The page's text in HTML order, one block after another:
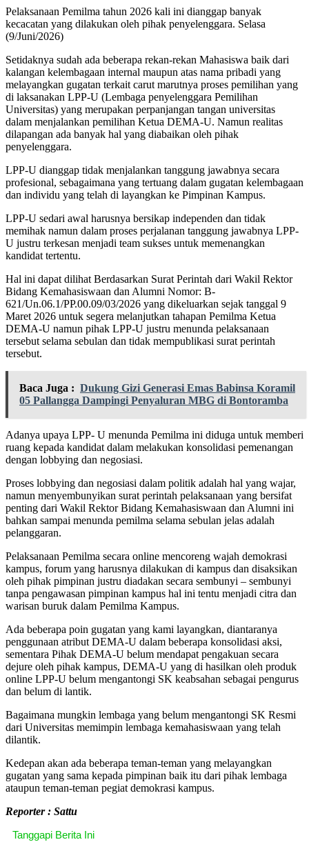
Pelaksanaan Pemilma tahun 2026 kali ini dianggap banyak
kecacatan yang dilakukan oleh pihak penyelenggara. Selasa
(9/Juni/2026)
Setidaknya sudah ada beberapa rekan-rekan Mahasiswa baik dari
kalangan kelembagaan internal maupun atas nama pribadi yang
melayangkan gugatan terkait carut marutnya proses pemilihan yang
di laksanakan LPP-U (Lembaga penyelenggara Pemilihan
Universitas) yang merupakan perpanjangan tangan universitas
dalam menjalankan pemilihan Ketua DEMA-U. Namun realitas
dilapangan ada banyak hal yang diabaikan oleh pihak
penyelenggara.
LPP-U dianggap tidak menjalankan tanggung jawabnya secara
profesional, sebagaimana yang tertuang dalam gugatan kelembagaan
dan individu yang telah di layangkan ke Pimpinan Kampus.
LPP-U sedari awal harusnya bersikap independen dan tidak
memihak namun dalam proses perjalanan tanggung jawabnya LPP-
U justru terkesan menjadi team sukses untuk memenangkan
kandidat tertentu.
Hal ini dapat dilihat Berdasarkan Surat Perintah dari Wakil Rektor
Bidang Kemahasiswaan dan Alumni Nomor: B-
621/Un.06.1/PP.00.09/03/2026 yang dikeluarkan sejak tanggal 9
Maret 2026 untuk segera melanjutkan tahapan Pemilma Ketua
DEMA-U namun pihak LPP-U justru menunda pelaksanaan
tersebut selama sebulan dan tidak mempublikasi surat perintah
tersebut.
Baca Juga : Dukung Gizi Generasi Emas Babinsa Koramil
05 Pallangga Dampingi Penyaluran MBG di Bontoramba
Adanya upaya LPP- U menunda Pemilma ini diduga untuk memberi
ruang kepada kandidat dalam melakukan konsolidasi pemenangan
dengan lobbying dan negosiasi.
Proses lobbying dan negosiasi dalam politik adalah hal yang wajar,
namun menyembunyikan surat perintah pelaksanaan yang bersifat
penting dari Wakil Rektor Bidang Kemahasiswaan dan Alumni ini
bahkan sampai menunda pemilma selama sebulan jelas adalah
pelanggaran.
Pelaksanaan Pemilma secara online mencoreng wajah demokrasi
kampus, forum yang harusnya dilakukan di kampus dan disaksikan
oleh pihak pimpinan justru diadakan secara sembunyi – sembunyi
tanpa pengawasan pimpinan kampus hal ini tentu menjadi citra dan
warisan buruk dalam Pemilma Kampus.
Ada beberapa poin gugatan yang kami layangkan, diantaranya
penggunaan atribut DEMA-U dalam beberapa konsolidasi aksi,
sementara Pihak DEMA-U belum mendapat pengakuan secara
dejure oleh pihak kampus, DEMA-U yang di hasilkan oleh produk
online LPP-U belum mengantongi SK keabsahan sebagai pengurus
dan belum di lantik.
Bagaimana mungkin lembaga yang belum mengantongi SK Resmi
dari Universitas memimpin lembaga kemahasiswaan yang telah
dilantik.
Kedepan akan ada beberapa teman-teman yang melayangkan
gugatan yang sama kepada pimpinan baik itu dari pihak lembaga
ataupun teman-teman pegiat demokrasi kampus.
Reporter : Sattu
Tanggapi Berita Ini